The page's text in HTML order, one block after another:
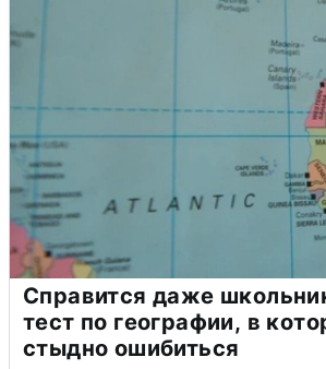
Справится даже
тест по географии, в
стыдно ошибиться